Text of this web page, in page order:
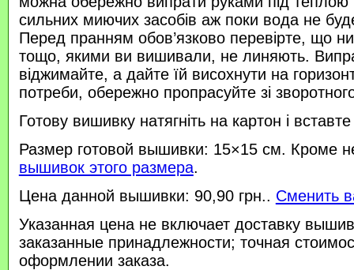
сильних миючих засобів аж поки вода не
Перед пранням обов’язково перевірте, що
тощо, якими ви вишивали, не линяють.
віджимайте, а дайте їй висохнути на
потреби, обережно пропрасуйте зі
Готову вишивку натягніть на картон і
Размер готовой вышивки: 15×15 см. Кроме
вышивок этого размера.
Цена данной вышивки: 90,90 грн.. Сменить
Указанная цена не включает доставку
заказанные принадлежности; точная
оформлении заказа.